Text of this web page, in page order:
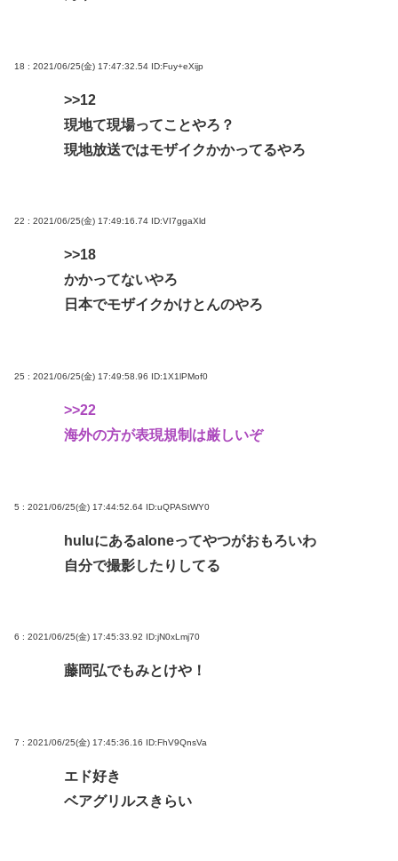
18 : 2021/06/25(金) 17:47:32.54 ID:Fuy+eXijp
>>12
現地て現場ってことやろ？
現地放送ではモザイクかかってるやろ
22 : 2021/06/25(金) 17:49:16.74 ID:VI7ggaXld
>>18
かかってないやろ
日本でモザイクかけとんのやろ
25 : 2021/06/25(金) 17:49:58.96 ID:1X1lPMof0
>>22
海外の方が表現規制は厳しいぞ
5 : 2021/06/25(金) 17:44:52.64 ID:uQPAStWY0
huluにあるaloneってやつがおもろいわ
自分で撮影したりしてる
6 : 2021/06/25(金) 17:45:33.92 ID:jN0xLmj70
藤岡弘でもみとけや！
7 : 2021/06/25(金) 17:45:36.16 ID:FhV9QnsVa
エド好き
ベアグリルスきらい